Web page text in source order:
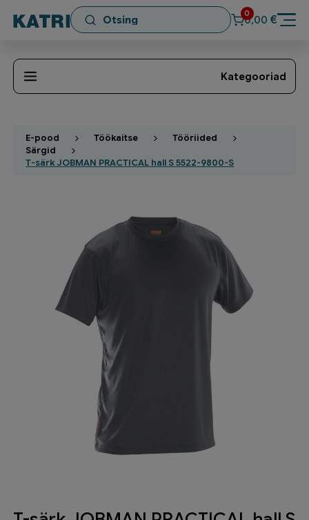
0
0,00 €
Kategooriad
E-pood Töökaitse
Tööriided
Särgid
T-särk JOBMAN PRACTICAL hall S 5522-9800-S